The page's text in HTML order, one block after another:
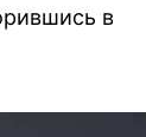
в